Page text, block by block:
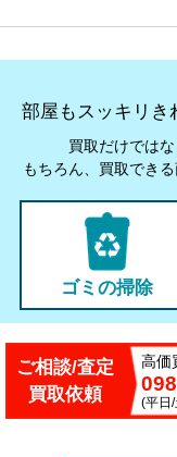
部屋もスッキリき
買取だけでは
もちろん、買取でき
ゴミの掃除
ご相談/査定
買取依頼
高価
(平日